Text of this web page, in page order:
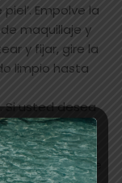
Empolve la
maquillaje y
y fijar, gire la
limpio hasta
Si usted desea
usted lo puede
o Camouflage